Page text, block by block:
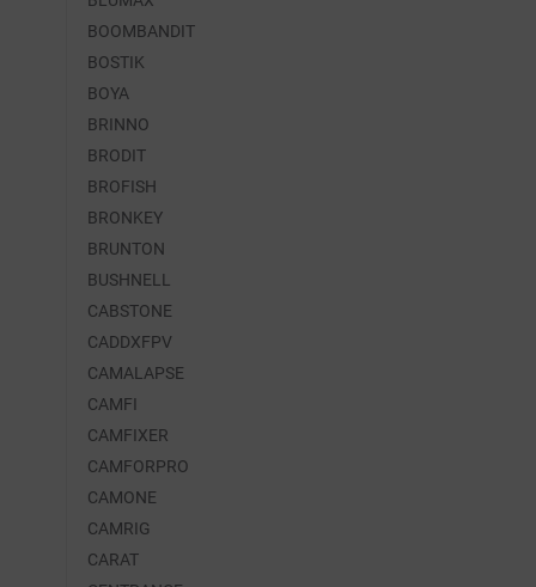
BOOMBANDIT
BOSTIK
BOYA
BRINNO
BRODIT
BROFISH
BRONKEY
BRUNTON
BUSHNELL
CABSTONE
CADDXFPV
CAMALAPSE
CAMFI
CAMFIXER
CAMFORPRO
CAMONE
CAMRIG
CARAT